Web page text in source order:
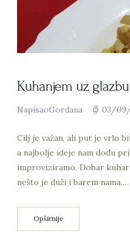
Kuhanjem uz
NapisaoGordana 03/
Cilj je važan, ali put je vrlo
a najbolje ideje nam dođu
improviziramo. Dobar
nešto je duži i barem nama,…
Opširnije